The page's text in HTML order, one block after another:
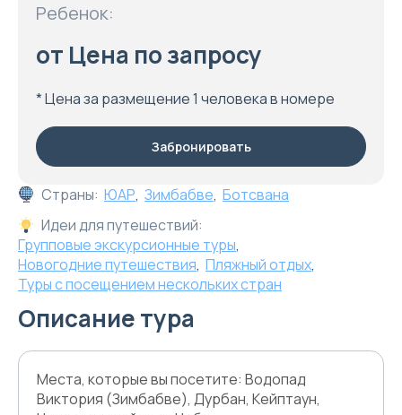
Страны: ЮАР, Зимбабве, Ботсвана
Идеи для путешествий:
Групповые экскурсионные туры,
Новогодние путешествия, Пляжный отдых,
Туры с посещением нескольких стран
Описание тура
Места, которые вы посетите: Водопад
Виктория (Зимбабве), Дурбан, Кейптаун,
Ребенок:
от Цена по запросу
* Цена за размещение 1 человека в номере
Забронировать